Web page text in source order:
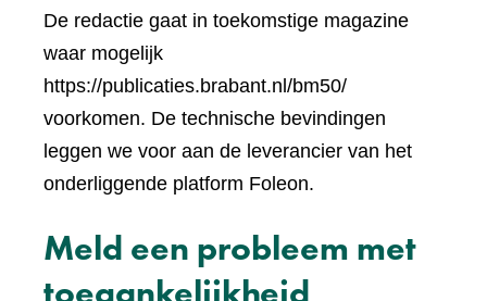
andere
website)
De redactie gaat in toekomstige magazine
waar mogelijk
https://publicaties.brabant.nl/bm50/
voorkomen. De technische bevindingen
leggen we voor aan de leverancier van het
onderliggende platform Foleon.
Meld een probleem met